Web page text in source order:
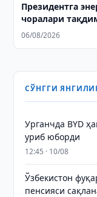
Президентга
чоралари
06/08/2026
СЎНГГИ
Урганчда BYD
уриб юборди
12:45 · 10/08
Ўзбекистон
пенсияси